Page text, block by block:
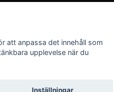
YouTube
att anpassa det innehåll som
upplevelse när du
Inställningar